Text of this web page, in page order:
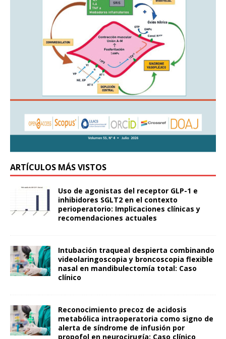
ARTÍCULOS MÁS VISTOS
Uso de agonistas del receptor GLP-1 e
inhibidores SGLT2 en el contexto
perioperatorio: Implicaciones clínicas y
recomendaciones actuales
Intubación traqueal despierta combinando
videolaringoscopia y broncoscopia flexible
nasal en mandibulectomía total: Caso
clínico
Reconocimiento precoz de acidosis
metabólica intraoperatoria como signo de
alerta de síndrome de infusión por
propofol en neurocirugía: Caso clínico